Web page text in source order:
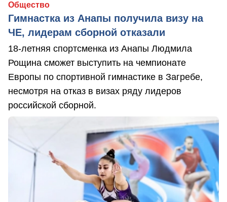
Общество
Гимнастка из Анапы получила визу на
ЧЕ, лидерам сборной отказали
18-летняя спортсменка из Анапы Людмила
Рощина сможет выступить на чемпионате
Европы по спортивной гимнастике в Загребе,
несмотря на отказ в визах ряду лидеров
российской сборной.